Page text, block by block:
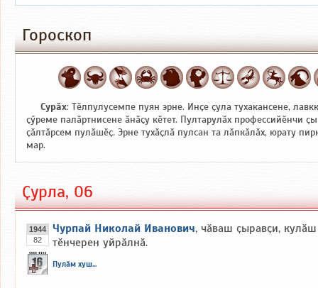
Гороскоп
Сурӑх: Тӗлпулусемпе пуян эрне. Инҫе ҫула тухакансене,
ҫӳреме палӑртнисене ӑнӑҫу кӗтет. Пултарулӑх профессийӗнчи
ҫӑлтӑрсем пулӑшӗҫ. Эрне тухӑҫлӑ пулсан та лӑпкӑлӑх, юрату
мар.
Ҫурла, 06
1944
82
Чурпай Николай Иванович, чӑваш ҫыравҫи, кулӑш
тӗнчерен уйрӑлнӑ.
Пулӑм хуш...